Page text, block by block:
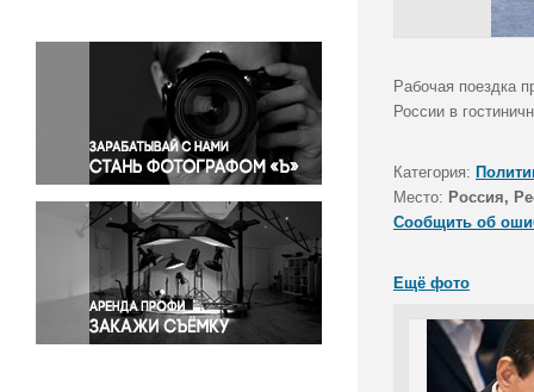
Окружающая среда
Политика
Правосудие
Происшествия и конфликты
Религия
Светская жизнь
Спорт
Экология
Экономика и бизнес
Рабочая поездка
России в
Категория:
Место: Россия,
Сообщить об
Ещё фото